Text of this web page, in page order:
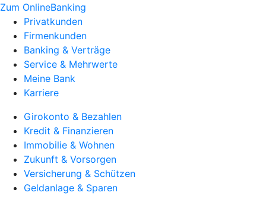
Zum OnlineBanking
Privatkunden
Firmenkunden
Banking & Verträge
Service & Mehrwerte
Meine Bank
Karriere
Girokonto & Bezahlen
Kredit & Finanzieren
Immobilie & Wohnen
Zukunft & Vorsorgen
Versicherung & Schützen
Geldanlage & Sparen